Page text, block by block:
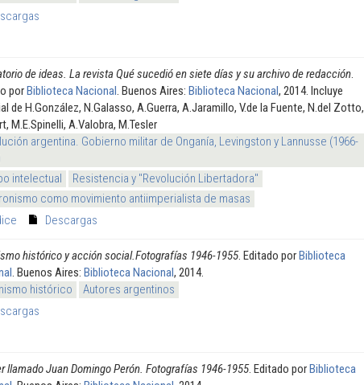
de ideas. La revista Qué sucedió en siete días y su archivo de redacción.
porBiblioteca Nacional. Buenos Aires: Biblioteca Nacional, 2014. Incluye
de H.González, N.Galasso, A.Guerra, A.Jaramillo, V.de la Fuente, N.del Zotto,
M.E.Spinelli, A.Valobra, M.Tesler
argentina. Gobierno militar de Onganía, Levingston y Lannusse (1966-
intelectual
Resistencia y "Revolución Libertadora"
como movimiento antiimperialista de masas
Descargas
histórico y acción social.Fotografías 1946-1955. Editado porBiblioteca
. Buenos Aires: Biblioteca Nacional, 2014.
histórico
Autores argentinos
llamado Juan Domingo Perón. Fotografías 1946-1955. Editado porBiblioteca